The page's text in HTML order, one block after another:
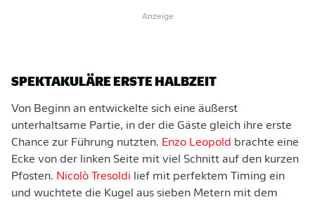
Anzeige
SPEKTAKULÄRE ERSTE HALBZEIT
Von Beginn an entwickelte sich eine äußerst
unterhaltsame Partie, in der die Gäste gleich ihre erste
Chance zur Führung nutzten. Enzo Leopold brachte eine
Ecke von der linken Seite mit viel Schnitt auf den kurzen
Pfosten. Nicolò Tresoldi lief mit perfektem Timing ein
und wuchtete die Kugel aus sieben Metern mit dem